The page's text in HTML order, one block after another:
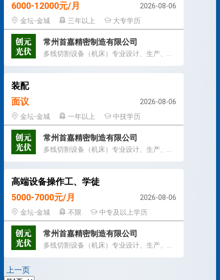
6000-12000元/月
2026-08-06
金坛-金城
三年以上 大专学历
常州首嘉精密制造有限公司
装配
面议
2026-08-06
金坛-金城
一年以上 中技学历
常州首嘉精密制造有限公司
高端设备操作工、学徒
5000-7000元/月
2026-08-06
金坛-金城
不限 中专及以上学历
常州首嘉精密制造有限公司
上一页